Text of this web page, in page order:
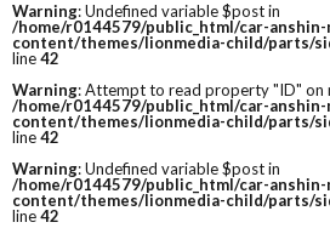
Warning: Undefined variable $post in
/home/r0144579/public_html/car-anshin-
content/themes/lionmedia-child/parts/
line42
Warning: Attempt to read property "ID" on
/home/r0144579/public_html/car-anshin-
content/themes/lionmedia-child/parts/
line42
Warning: Undefined variable $post in
/home/r0144579/public_html/car-anshin-
content/themes/lionmedia-child/parts/
line42